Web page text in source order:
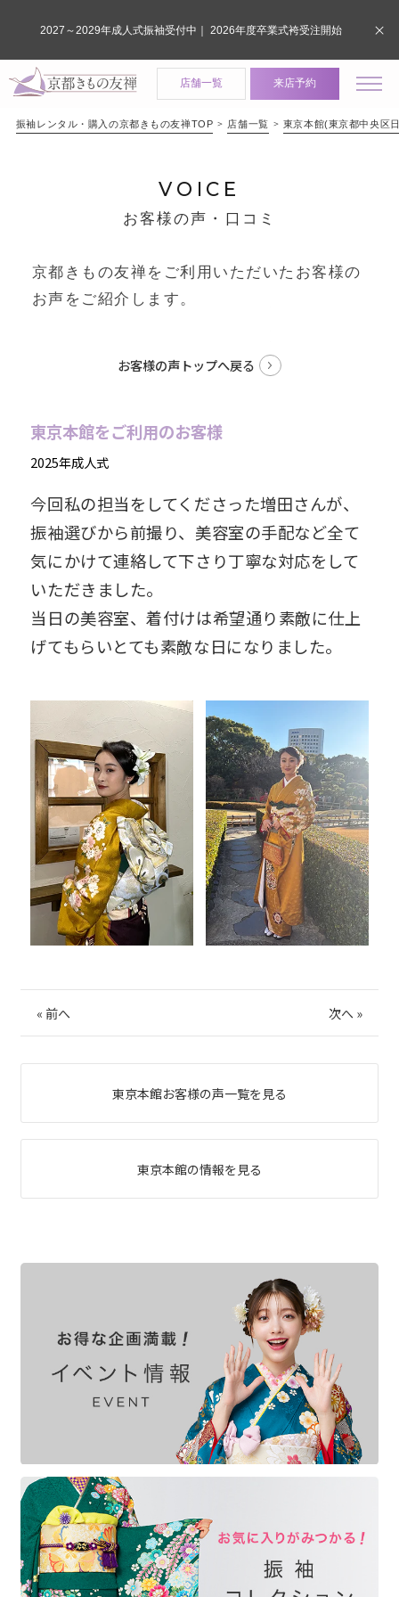
店舗一覧 来店予約
振袖レンタル・購入の京都きもの友禅TOP 店舗一覧 東京本館(東京都中央区
VOICE
お客様の声・口コミ
京都きもの友禅をご利用いただいたお客様の
お声をご紹介します。
お客様の声トップへ戻る
東京本館をご利用のお客様
2025年成人式
今回私の担当をしてくださった増田さんが、
振袖選びから前撮り、美容室の手配など全て
気にかけて連絡して下さり丁寧な対応をして
いただきました。
当日の美容室、着付けは希望通り素敵に仕上
げてもらいとても素敵な日になりました。
« 前へ 次へ »
東京本館お客様の声一覧を見る
東京本館の情報を見る
2027～2029年成人式振袖受付中｜ 2026年度卒業式袴受注開始